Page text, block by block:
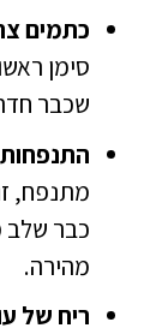
כתמים
סימן
שכבר
מתנפח,
כבר שלב
מהירה.
ריח של